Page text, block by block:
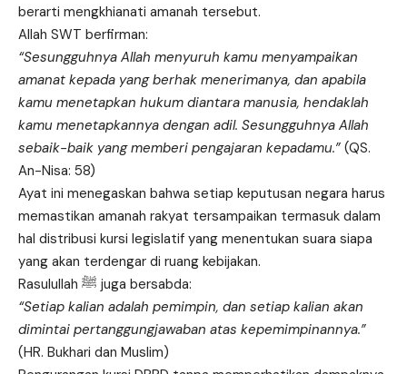
berarti mengkhianati amanah tersebut.
Allah SWT berfirman:
“Sesungguhnya Allah menyuruh kamu menyampaikan
amanat kepada yang berhak menerimanya, dan apabila
kamu menetapkan hukum diantara manusia, hendaklah
kamu menetapkannya dengan adil. Sesungguhnya Allah
sebaik-baik yang memberi pengajaran kepadamu.” (QS.
An-Nisa: 58)
Ayat ini menegaskan bahwa setiap keputusan negara harus
memastikan amanah rakyat tersampaikan termasuk dalam
hal distribusi kursi legislatif yang menentukan suara siapa
yang akan terdengar di ruang kebijakan.
Rasulullah ﷺ juga bersabda:
“Setiap kalian adalah pemimpin, dan setiap kalian akan
dimintai pertanggungjawaban atas kepemimpinannya.”
(HR. Bukhari dan Muslim)